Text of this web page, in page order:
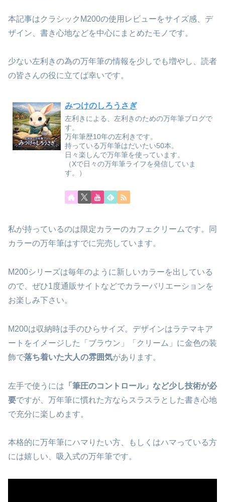
本記事はクラシックM200の使用レビューをサイズ感、デ
ザイン、書き心地などを中心にまとめたモノです。
少ない左利きの為の万年筆の情報を少しでも増やし、読者
の皆さんの役に立てば幸いです。
みつけのしろうさぎ
左利きによる、左利きのための万年筆ブログで
す。
万年筆歴10年の左利きです。
持っている万年筆はだいたい50本。
日々楽しんで万年筆を使っています。
（Xで日々の万年筆ライフを発信していま
す。）
私が持っているのは限定カラーのカフェクリームです。同
カラーの万年筆はすでに完売しています。
M200シリーズは毎年のように新しいカラーを出している
ので、ぜひ1度通販サイトなどでカラーバリエーションを
お楽しみ下さい。
M200は収納時は手のひらサイズ。デザインはラテマキア
ートをイメージした「ブラウン」「クリーム」に金色の装
飾で落ち着いた大人の雰囲気があります。
左手で使うには 「筆圧のコントロール」など少し技術が必
要ですが、万年筆に慣れた方ならスラスラとした書き心地
で充分に楽しめます。
本格的に万年筆にハマりたい方、もしくはハマっている方
には嬉しい、吸入式の万年筆です。